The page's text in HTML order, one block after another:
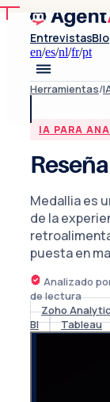
Entrevistas
en/es/nl/fr/pt
Herramientas/
IA PARA
Medallia es
de la
puesta en
Analizado
de lectura
Zoho
BI
Tableau